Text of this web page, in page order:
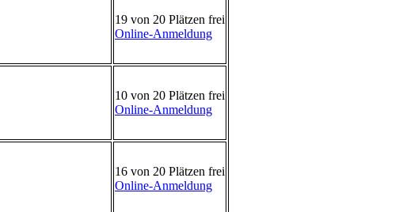
19 von 20 Plätzen frei
Online-Anmeldung
10 von 20 Plätzen frei
Online-Anmeldung
16 von 20 Plätzen frei
Online-Anmeldung